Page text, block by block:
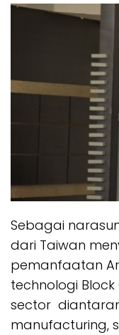
Sebagai
dari Taiwan
pemanfaatan
technologi
sector
manufacturing,